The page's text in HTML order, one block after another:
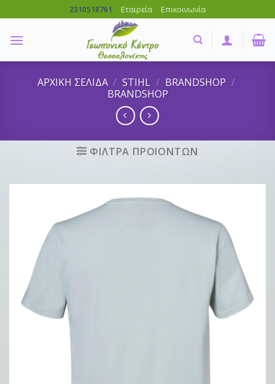
to
content
2310518761 Εταιρεία Επικοινωνία
ΑΡΧΙΚΗ ΣΕΛΙΔΑ / STIHL / BRANDSHOP /
BRANDSHOP
ΦΙΛΤΡΑ ΠΡΟΙΟΝΤΩΝ